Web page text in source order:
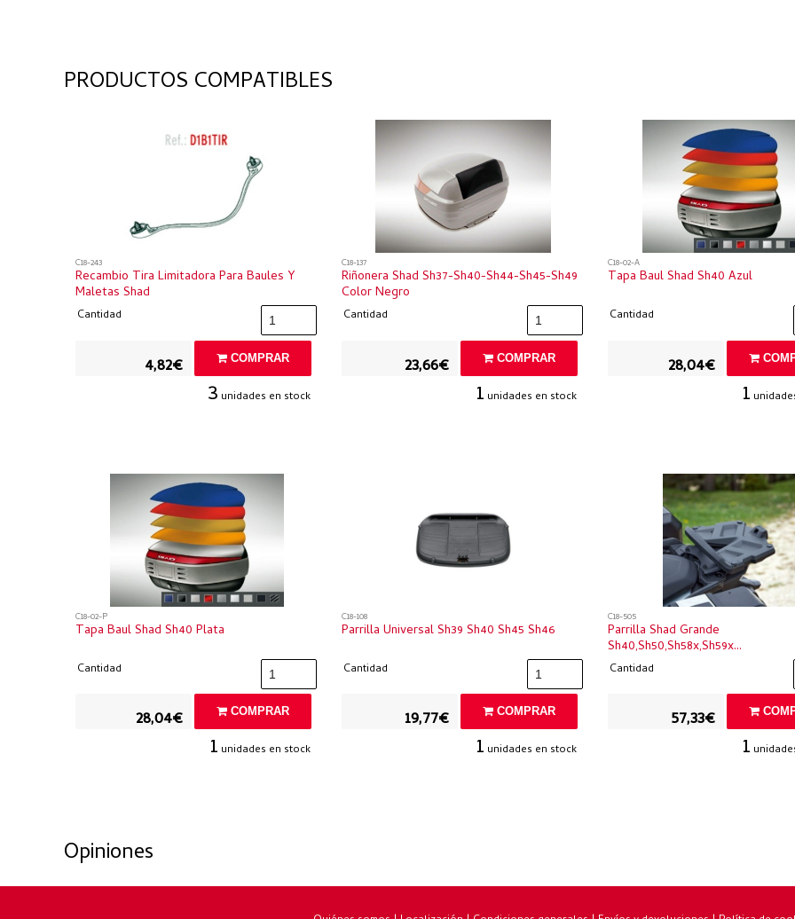
PRODUCTOS COMPATIBLES
C18-243
Recambio Tira Limitadora Para Baules Y
Maletas Shad
Cantidad
4,82€ COMPRAR
3 unidades en stock
C18-137
Riñonera Shad Sh37-Sh40-Sh44-Sh45-Sh49
Color Negro
Cantidad
23,66€ COMPRAR
1 unidades en stock
C18-02-A
Tapa Baul Shad Sh40 Azul
Cantidad
28,04€
1
C18-02-P
Tapa Baul Shad Sh40 Plata
Cantidad
28,04€ COMPRAR
1 unidades en stock
C18-108
Parrilla Universal Sh39 Sh40 Sh45 Sh46
Cantidad
19,77€ COMPRAR
1 unidades en stock
C18-505
Parrilla Shad Grande
Sh40,sh50,sh58x,sh59x...
Cantidad
57,33€
1
Opiniones